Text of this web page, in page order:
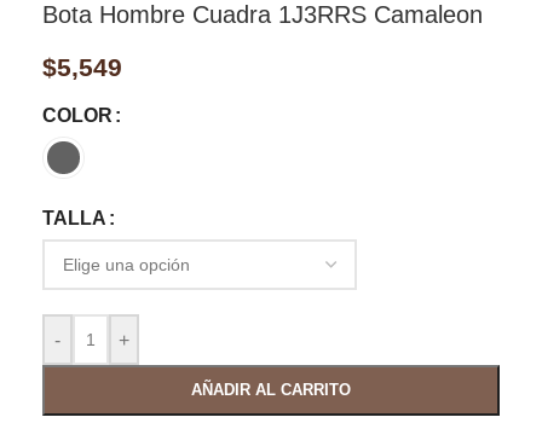
Bota Hombre Cuadra 1J3RRS Camaleon
$5,549
COLOR
TALLA
- +
AÑADIR AL CARRITO